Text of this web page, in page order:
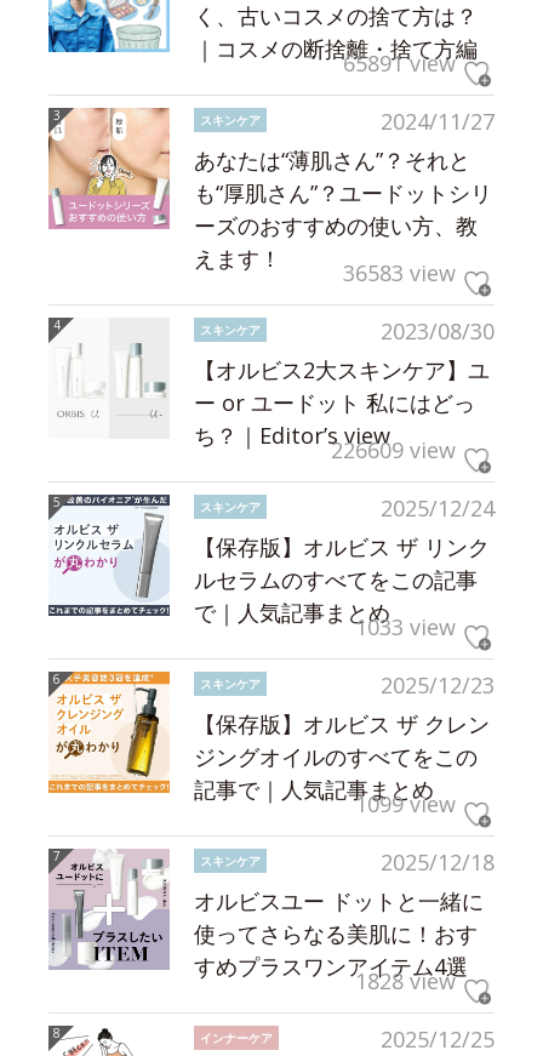
く、古いコスメの捨て方は？
｜コスメの断捨離・捨て方編
65891 view
2024/11/27
スキンケア
あなたは“薄肌さん”？それと
も“厚肌さん”？ユードットシリ
ーズのおすすめの使い方、教
えます！
36583 view
2023/08/30
スキンケア
【オルビス2大スキンケア】ユ
ー or ユードット 私にはどっ
ち？｜Editor’s view226609 view
2025/12/24
スキンケア
【保存版】オルビス ザ リンク
ルセラムのすべてをこの記事
で｜人気記事まとめ1033 view
2025/12/23
スキンケア
【保存版】オルビス ザ クレン
ジングオイルのすべてをこの
記事で｜人気記事まとめ
1099 view
2025/12/18
スキンケア
オルビスユー ドットと一緒に
使ってさらなる美肌に！おす
すめプラスワンアイテム4選
1828 view
2025/12/25
インナーケア